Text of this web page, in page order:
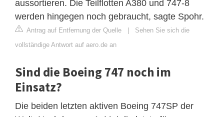
aussortieren. Die Teilflotten A380 und 747-8
werden hingegen noch gebraucht, sagte Spohr.
Antrag auf Entfernung der Quelle | Sehen Sie sich die
vollständige Antwort auf aero.de an
Sind die Boeing 747 noch im
Einsatz?
Die beiden letzten aktiven Boeing 747SP der